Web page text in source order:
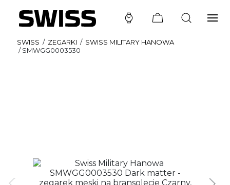
SWISS / ZEGARKI / SWISS MILITARY HANOWA
/SMWGG0003530